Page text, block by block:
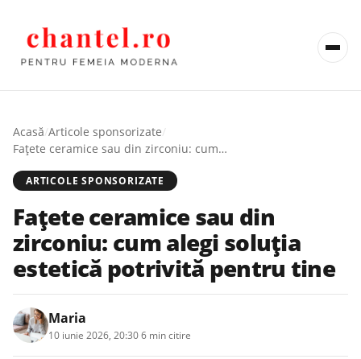
Acasă/Articole sponsorizate/
Fațete ceramice sau din zirconiu: cum alegi soluția estetică potrivită pentru tine
ARTICOLE SPONSORIZATE
Fațete ceramice sau din
zirconiu: cum alegi soluția
estetică potrivită pentru tine
Maria
10 iunie 2026, 20:306 min citire